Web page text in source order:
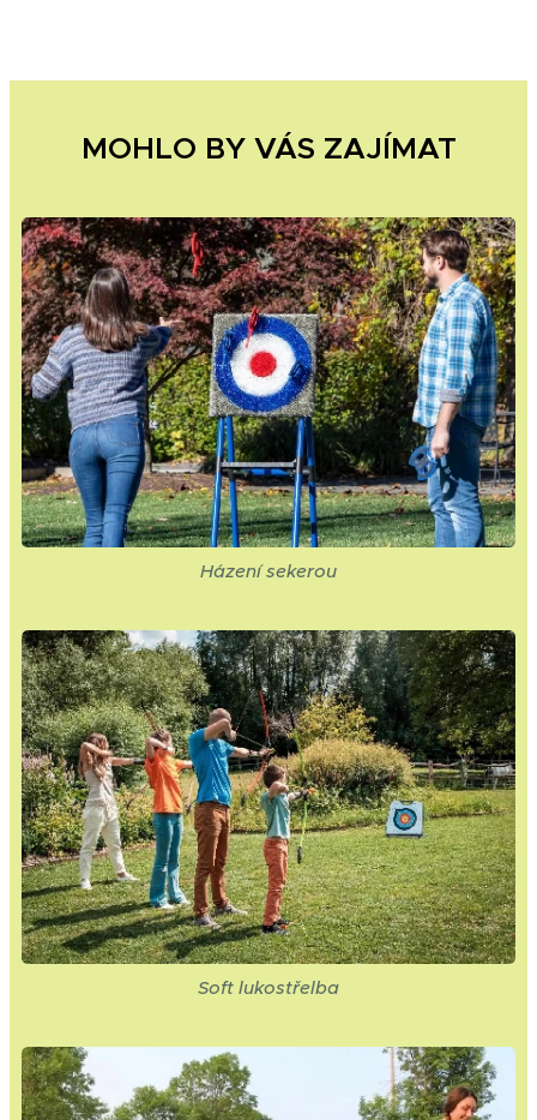
MOHLO BY VÁS ZAJÍMAT
Házení sekerou
Soft lukostřelba